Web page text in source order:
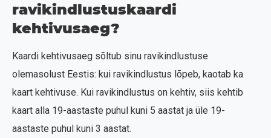
ravikindlustuskaardi
kehtivusaeg?
Kaardi kehtivusaeg sõltub sinu ravikindlustuse
olemasolust Eestis: kui ravikindlustus lõpeb, kaotab ka
kaart kehtivuse. Kui ravikindlustus on kehtiv, siis kehtib
kaart alla 19-aastaste puhul kuni 5 aastat ja üle 19-
aastaste puhul kuni 3 aastat.